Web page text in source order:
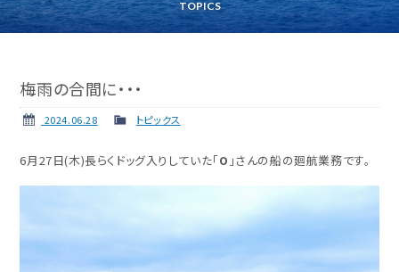
更新講習 クルージング情報
TOPICS
梅雨の合間に・・・
2024.06.28 トピックス
6月27日(木)長らくドッグ入りしていた「O 」さんの船の廻航業務です。